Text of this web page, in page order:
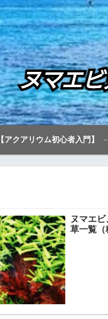
【アクアリウム初心者入門】
ヌマエ
草一覧（